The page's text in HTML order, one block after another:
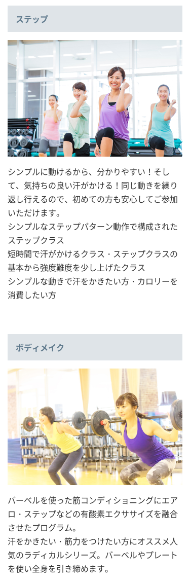
ステップ
シンプルに動けるから、分かりやすい！そし
て、気持ちの良い汗がかける！同じ動きを繰り
返し行えるので、初めての方も安心してご参加
いただけます。
シンプルなステップパターン動作で構成された
ステップクラス
短時間で汗がかけるクラス・ステップクラスの
基本から強度難度を少し上げたクラス
シンプルな動きで汗をかきたい方・カロリーを
消費したい方
ボディメイク
バーベルを使った筋コンディショニングにエア
ロ・ステップなどの有酸素エクササイズを融合
させたプログラム。
汗をかきたい・筋力をつけたい方にオススメ人
気のラディカルシリーズ。バーベルやプレート
を使い全身を引き締めます。